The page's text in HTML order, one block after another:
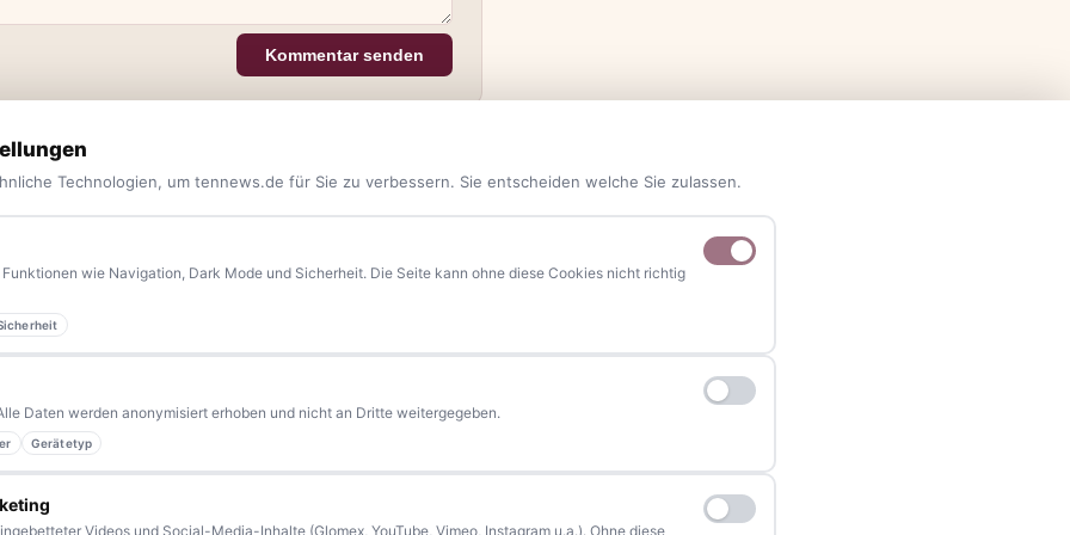
Kommentar senden
Aktuelle News, Hintergründe, Service und Freizeittipps
von Kultur bis Sport, von Alltagstipps bis
eine Geschichte, die erzählt werden sollte?
bleiben wir am Puls der Zeit.
NAVIGATION
Werbung / Mediadaten
Technologien, um tennews.de für Sie zu verbessern. Sie entscheiden welche Sie zulassen.
wie Navigation, Dark Mode und Sicherheit. Die Seite kann ohne diese Cookies nicht richtig
Daten werden anonymisiert erhoben und nicht an Dritte weitergegeben.
Gerätetyp
Videos und Social-Media-Inhalte (Glomex, YouTube, Vimeo, Instagram u.a.). Ohne diese